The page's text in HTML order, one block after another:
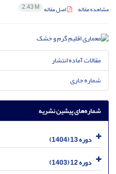
مشاهده مقاله اصل مقاله 2.43 M
مقالات آماده انتشار
شماره جاری
شماره‌های پیشین نشریه
دوره 13 (1404)
دوره 12 (1403)